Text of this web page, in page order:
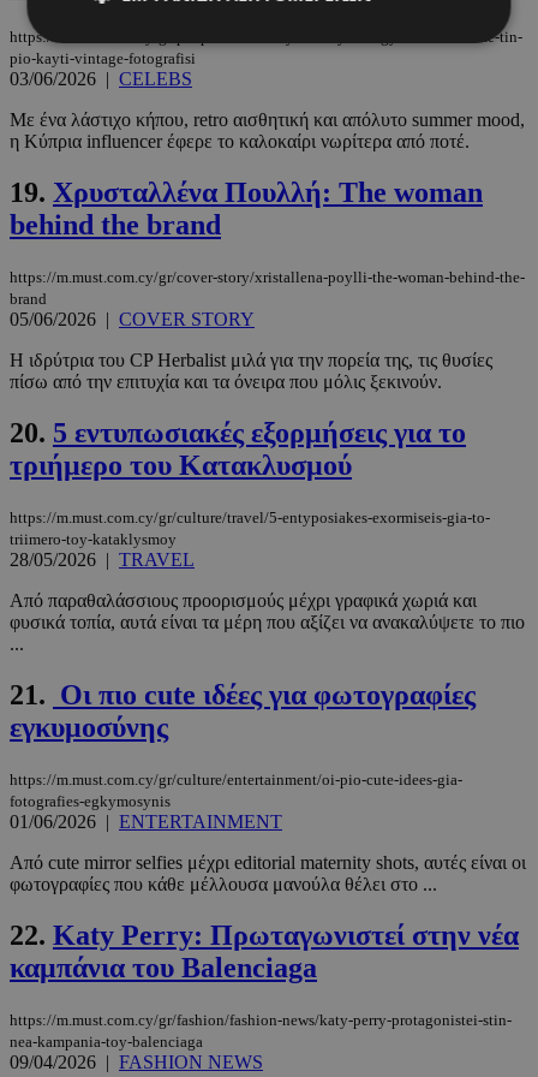
https://m.must.com.cy/gr/people/celebs/i-lysandroy-mas-gyrise-sta-90s-me-tin-
pio-kayti-vintage-fotografisi
03/06/2026 | CELEBS
Με ένα λάστιχο κήπου, retro αισθητική και απόλυτο summer mood,
η Κύπρια influencer έφερε το καλοκαίρι νωρίτερα από ποτέ.
19. Χρυσταλλένα Πουλλή: The woman
behind the brand
https://m.must.com.cy/gr/cover-story/xristallena-poylli-the-woman-behind-the-
brand
05/06/2026 | COVER STORY
Η ιδρύτρια του CP Herbalist μιλά για την πορεία της, τις θυσίες
πίσω από την επιτυχία και τα όνειρα που μόλις ξεκινούν.
20. 5 εντυπωσιακές εξορμήσεις για το
τριήμερο του Κατακλυσμού
https://m.must.com.cy/gr/culture/travel/5-entyposiakes-exormiseis-gia-to-
triimero-toy-kataklysmoy
28/05/2026 | TRAVEL
Από παραθαλάσσιους προορισμούς μέχρι γραφικά χωριά και
φυσικά τοπία, αυτά είναι τα μέρη που αξίζει να ανακαλύψετε το πιο
...
21. Οι πιο cute ιδέες για φωτογραφίες
εγκυμοσύνης
https://m.must.com.cy/gr/culture/entertainment/oi-pio-cute-idees-gia-
fotografies-egkymosynis
01/06/2026 | ENTERTAINMENT
Από cute mirror selfies μέχρι editorial maternity shots, αυτές είναι οι
φωτογραφίες που κάθε μέλλουσα μανούλα θέλει στο ...
22. Katy Perry: Πρωταγωνιστεί στην νέα
καμπάνια του Balenciaga
https://m.must.com.cy/gr/fashion/fashion-news/katy-perry-protagonistei-stin-
nea-kampania-toy-balenciaga
09/04/2026 | FASHION NEWS
Απολύτως απαραίτητα
Στόχευσης
Λειτουργικότητας
Τα απολύτως απαραίτητα cookies επιτρέπουν
βασικές λειτουργίες του ιστότοπου, όπως τη
σύνδεση χρήστη και τη διαχείριση λογαριασμού.
χωρίς τα απολύτως απαραίτητα cookies.
Ονοματεπώνυμο
PinToTopCookie www.must.com.cy 12 ώρες
.pexels.com